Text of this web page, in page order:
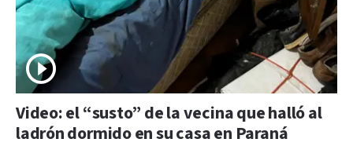
Video: el “susto” de la vecina que halló al
ladrón dormido en su casa en Paraná